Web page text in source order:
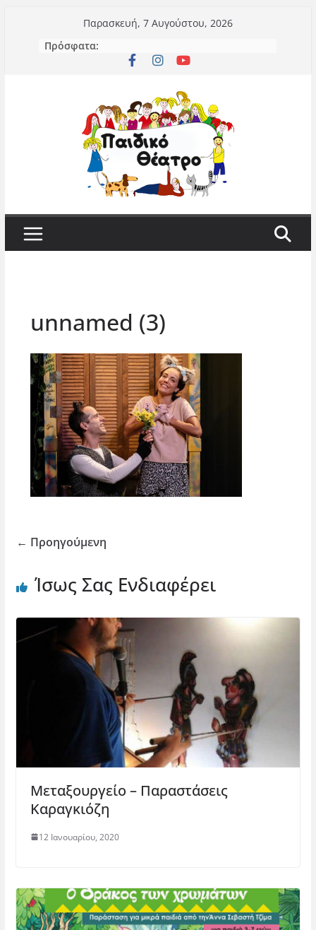
περιεχόμενο
Παρασκευή, 7 Αυγούστου, 2026
Πρόσφατα:
unnamed (3)
← Προηγούμενη
Ίσως Σας Ενδιαφέρει
Μεταξουργείο – Παραστάσεις
Καραγκιόζη
12 Ιανουαρίου, 2020